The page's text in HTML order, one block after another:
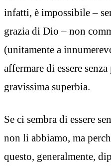
infatti, è impossibile –
grazia di Dio – non
(unitamente a
affermare di essere
gravissima superbia.
Se ci sembra di essere
non li abbiamo, ma
questo, generalmente,